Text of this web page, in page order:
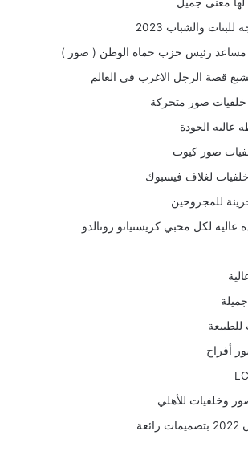
والشباب 2023
مساعد رئيس حزب حماة الوطن ( صور )
قصة الرجل الاغرب فى العالم
صور متحركة
الجودة
صور كيوت
لغلاف فيسبوك
للمجروحين
عاليه لكل محبي كريستيانو رونالدو
أفراح
وخلفيات للأهلي